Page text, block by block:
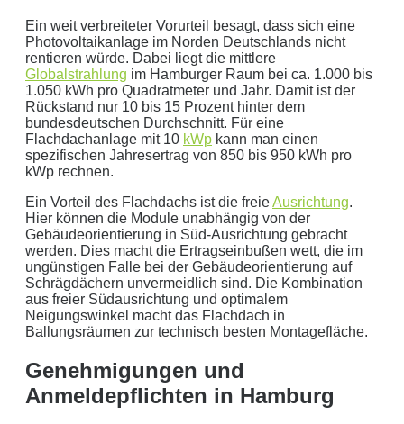
Mit dem Absenden erklären Sie sich mit der
Datenverarbeitung
einverstanden. Wir geben Ihre Daten nicht ohne Ihre ausdrückliche
Zustimmung an Dritte weiter. Wir verwenden Ihre Daten nicht zu
Werbezwecken in Form von Newslettern oder sonstigen
Werbeformaten.
REGIONAL. PERSÖNLICH. TYPISCH
NORDDEUTSCH.
Sie erhalten einen Anruf von uns innerhalb von48
Stunden.Getreu unser Markenpersönlichkeit
behandeln wir Ihr Anliegen von der ersten Minute an
mit den altbewährten norddeutschenkaufmännischen
Tugenden.
Aus der Region, für die Region. Daher arbeiten wir
Kunden in Schleswig-Holstein.
Ein weit verbreiteter Vorurteil besagt, dass sich eine
Photovoltaikanlage im Norden Deutschlands nicht
rentieren würde. Dabei liegt die mittlere
Globalstrahlung im Hamburger Raum bei ca. 1.000 bis
1.050 kWh pro Quadratmeter und Jahr. Damit ist der
Rückstand nur 10 bis 15 Prozent hinter dem
bundesdeutschen Durchschnitt. Für eine
Flachdachanlage mit 10 kWp kann man einen
spezifischen Jahresertrag von 850 bis 950 kWh pro
kWp rechnen.
Ein Vorteil des Flachdachs ist die freieAusrichtung.
Hier können die Module unabhängig von der
Gebäudeorientierung in Süd-Ausrichtung gebracht
werden. Dies macht die Ertragseinbußen wett, die im
ungünstigen Falle bei der Gebäudeorientierung auf
Schrägdächern unvermeidlich sind. Die Kombination
aus freier Südausrichtung und optimalem
Neigungswinkel macht das Flachdach in
Ballungsräumen zur technisch besten Montagefläche.
Genehmigungen und
Anmeldepflichten in Hamburg